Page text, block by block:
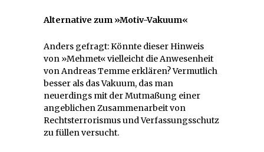
Alternative zum »Motiv-Vakuum«
Anders gefragt: Könnte dieser Hinweis
von »Mehmet« vielleicht die Anwesenheit
von Andreas Temme erklären? Vermutlich
besser als das Vakuum, das man
neuerdings mit der Mutmaßung einer
angeblichen Zusammenarbeit von
Rechtsterrorismus und Verfassungsschutz
zu füllen versucht.